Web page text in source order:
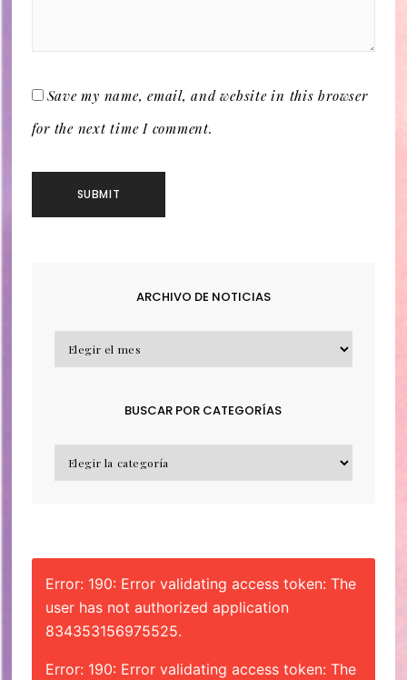
Save my name, email, and website in this browser
for the next time I comment.
ARCHIVO DE NOTICIAS
BUSCAR POR CATEGORÍAS
Error: 190: Error validating access token: The
user has not authorized application
834353156975525.
Error: 190: Error validating access token: The